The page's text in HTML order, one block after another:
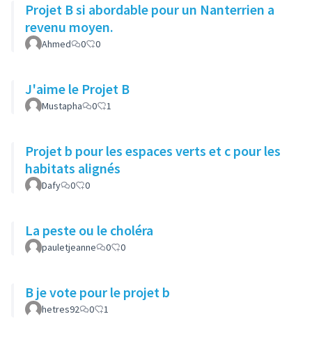
Projet B si abordable pour un Nanterrien a
revenu moyen.
Ahmed 0 0
J'aime le Projet B
Mustapha 0 1
Projet b pour les espaces verts et c pour les
habitats alignés
Dafy 0 0
La peste ou le choléra
pauletjeanne 0 0
B je vote pour le projet b
hetres92 0 1